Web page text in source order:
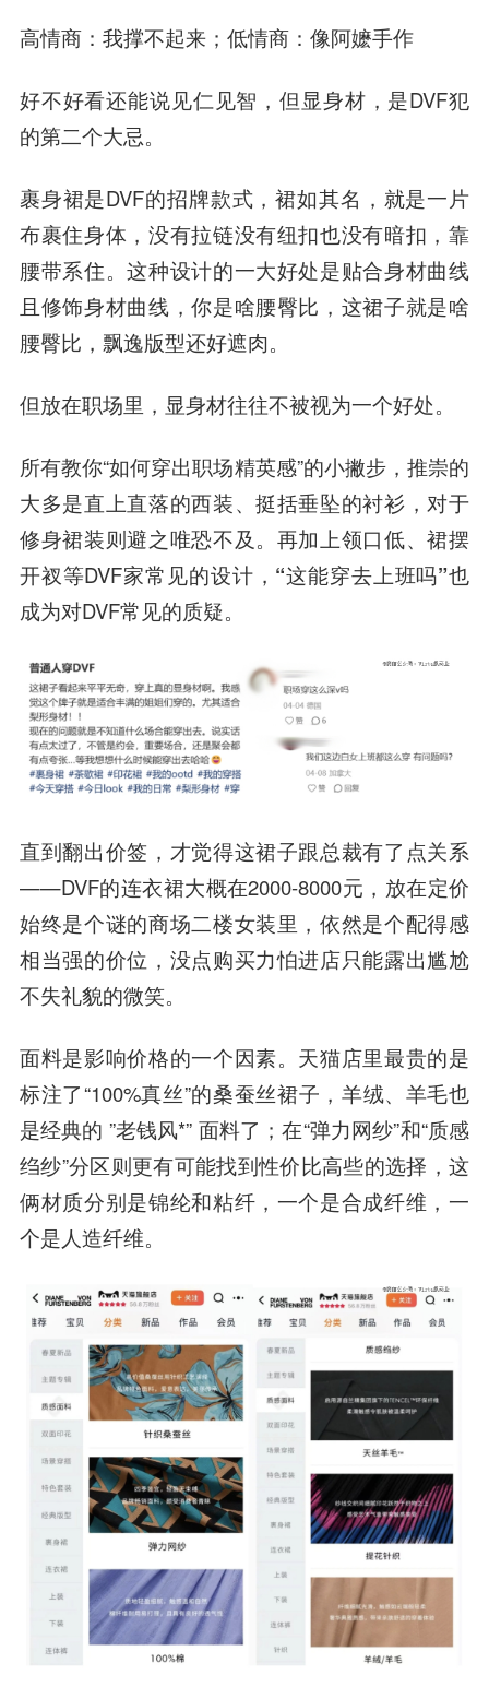
高情商：我撑不起来；低情商：像阿嬷手作
好不好看还能说见仁见智，但显身材 ，是DVF犯
的第二个大忌。
裹身裙是DVF的招牌款式，裙如其名，就是一片
布裹住身体，没有拉链没有纽扣也没有暗扣，靠
腰带系住。这种设计的一大好处是贴合身材曲线
且修饰身材曲线 ，你是啥腰臀比，这裙子就是啥
腰臀比，飘逸版型还好遮肉。
但放在职场里，显身材往往不被视为一个好处。
所有教你“如何穿出职场精英感”的小撇步，推崇的
大多是直上直落的西装、挺括垂坠的衬衫，对于
修身裙装则避之唯恐不及。再加上领口低、裙摆
开衩等DVF家常见的设计， “这能穿去上班吗”也
成为对DVF常见的质疑。
直到翻出价签，才觉得这裙子跟总裁有了点关系
——DVF的连衣裙大概在2000-8000元，放在定价
始终是个谜的商场二楼女装里，依然是个配得感
相当强的价位，没点购买力怕进店只能露出尴尬
不失礼貌的微笑。
面料是影响价格的一个因素。天猫店里最贵的是
标注了“100%真丝”的桑蚕丝裙子，羊绒、羊毛也
是经典的 ”老钱风*” 面料了；在“弹力网纱”和“质感
绉纱”分区则更有可能找到性价比高些的选择，这
俩材质分别是锦纶和粘纤，一个是合成纤维，一
个是人造纤维。